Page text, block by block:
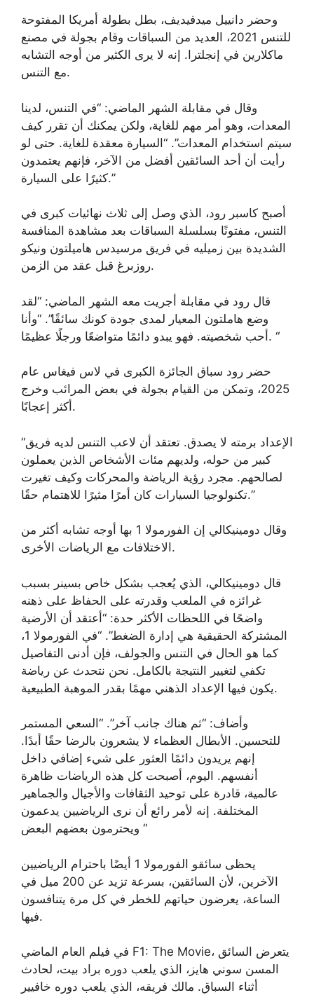
وحضر دانييل ميدفيديف، بطل بطولة أمريكا المفتوحة
للتنس 2021، العديد من السباقات وقام بجولة في مصنع
ماكلارين في إنجلترا. إنه لا يرى الكثير من أوجه التشابه
مع التنس.
وقال في مقابلة الشهر الماضي: “في التنس، لدينا
المعدات، وهو أمر مهم للغاية، ولكن يمكنك أن تقرر كيف
سيتم استخدام المعدات”. “السيارة معقدة للغاية. حتى لو
رأيت أن أحد السائقين أفضل من الآخر، فإنهم يعتمدون
كثيرًا على السيارة.”
أصبح كاسبر رود، الذي وصل إلى ثلاث نهائيات كبرى في
التنس، مفتونًا بسلسلة السباقات بعد مشاهدة المنافسة
الشديدة بين زميليه في فريق مرسيدس هاميلتون ونيكو
روزبرغ قبل عقد من الزمن.
قال رود في مقابلة أجريت معه الشهر الماضي: “لقد
وضع هاملتون المعيار لمدى جودة كونك سائقًا”. “وأنا
أحب شخصيته. فهو يبدو دائمًا متواضعًا ورجلًا عظيمًا. “
حضر رود سباق الجائزة الكبرى في لاس فيغاس عام
2025، وتمكن من القيام بجولة في بعض المرائب وخرج
أكثر إعجابًا.
“الإعداد برمته لا يصدق. تعتقد أن لاعب التنس لديه فريق
كبير من حوله، ولديهم مئات الأشخاص الذين يعملون
لصالحهم. مجرد رؤية الرياضة والمحركات وكيف تغيرت
تكنولوجيا السيارات كان أمرًا مثيرًا للاهتمام حقًا.”
وقال دومينيكالي إن الفورمولا 1 بها أوجه تشابه أكثر من
الاختلافات مع الرياضات الأخرى.
قال دومينيكالي، الذي يُعجب بشكل خاص بسينر بسبب
غرائزه في الملعب وقدرته على الحفاظ على ذهنه
واضحًا في اللحظات الأكثر حدة: “أعتقد أن الأرضية
المشتركة الحقيقية هي إدارة الضغط”. “في الفورمولا 1،
كما هو الحال في التنس والجولف، فإن أدنى التفاصيل
تكفي لتغيير النتيجة بالكامل. نحن نتحدث عن رياضة
يكون فيها الإعداد الذهني مهمًا بقدر الموهبة الطبيعية.
وأضاف: “ثم هناك جانب آخر”. “السعي المستمر
للتحسين. الأبطال العظماء لا يشعرون بالرضا حقًا أبدًا.
إنهم يريدون دائمًا العثور على شيء إضافي داخل
أنفسهم. اليوم، أصبحت كل هذه الرياضات ظاهرة
عالمية، قادرة على توحيد الثقافات والأجيال والجماهير
المختلفة. إنه لأمر رائع أن نرى الرياضيين يدعمون
ويحترمون بعضهم البعض “
يحظى سائقو الفورمولا 1 أيضًا باحترام الرياضيين
الآخرين، لأن السائقين، بسرعة تزيد عن 200 ميل في
الساعة، يعرضون حياتهم للخطر في كل مرة يتنافسون
فيها.
في فيلم العام الماضي F1: The Movie، يتعرض السائق
المسن سوني هايز، الذي يلعب دوره براد بيت، لحادث
أثناء السباق. مالك فريقه، الذي يلعب دوره خافيير